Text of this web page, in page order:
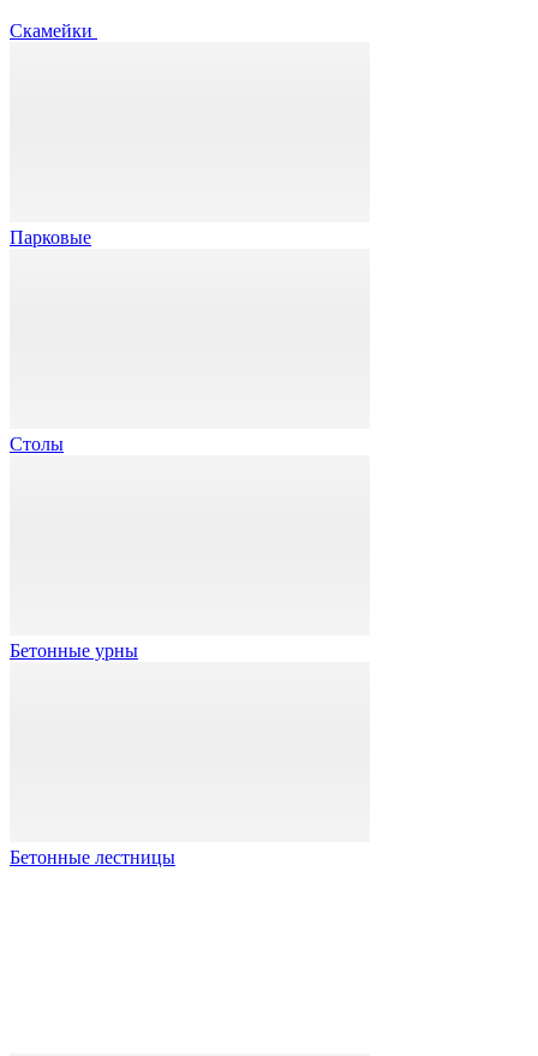
Скамейки
Парковые
Столы
Бетонные урны
Бетонные лестницы